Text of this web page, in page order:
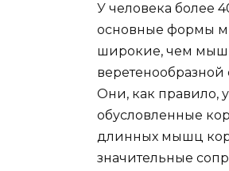
У человека более
основные формы
широкие, чем
Они, как правило,
обусловленные
длинных мышц
значительные